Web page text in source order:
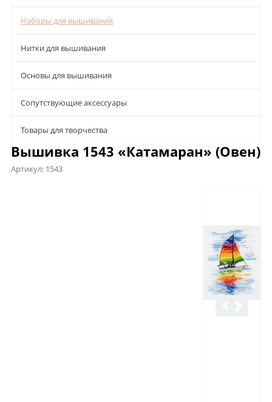
Наборы для вышивания
Нитки для вышивания
Основы для вышивания
Сопутствующие аксессуары
Товары для творчества
Вышивка 1543 «Катамаран» (Овен)
Артикул: 1543